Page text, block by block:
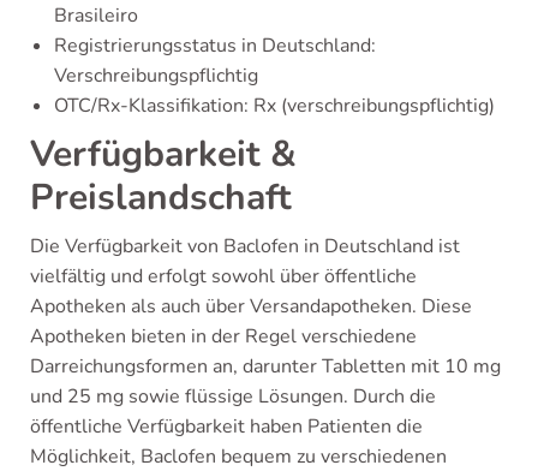
Brasileiro
Registrierungsstatus in Deutschland:
Verschreibungspflichtig
OTC/Rx-Klassifikation: Rx (verschreibungspflichtig)
Verfügbarkeit &
Preislandschaft
Die Verfügbarkeit von Baclofen in Deutschland ist
vielfältig und erfolgt sowohl über öffentliche
Apotheken als auch über Versandapotheken. Diese
Apotheken bieten in der Regel verschiedene
Darreichungsformen an, darunter Tabletten mit 10 mg
und 25 mg sowie flüssige Lösungen. Durch die
öffentliche Verfügbarkeit haben Patienten die
Möglichkeit, Baclofen bequem zu verschiedenen